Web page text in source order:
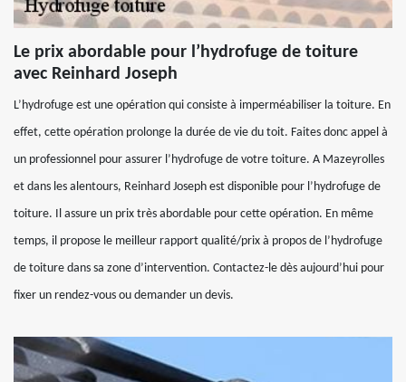
Le prix abordable pour l’hydrofuge de toiture
avec Reinhard Joseph
L’hydrofuge est une opération qui consiste à imperméabiliser la toiture. En
effet, cette opération prolonge la durée de vie du toit. Faites donc appel à
un professionnel pour assurer l’hydrofuge de votre toiture. A Mazeyrolles
et dans les alentours, Reinhard Joseph est disponible pour l’hydrofuge de
toiture. Il assure un prix très abordable pour cette opération. En même
temps, il propose le meilleur rapport qualité/prix à propos de l’hydrofuge
de toiture dans sa zone d’intervention. Contactez-le dès aujourd’hui pour
fixer un rendez-vous ou demander un devis.